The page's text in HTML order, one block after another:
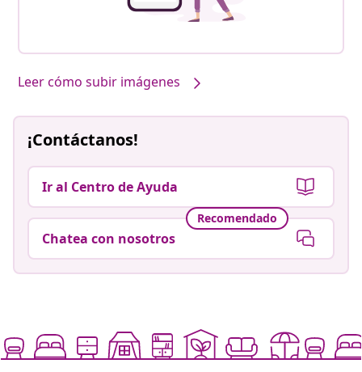
Leer cómo subir imágenes
¡Contáctanos!
Ir al Centro de Ayuda
Recomendado
Chatea con nosotros